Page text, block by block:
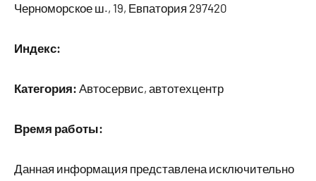
Черноморское ш., 19, Евпатория 297420
Индекс:
Категория: Автосервис, автотехцентр
Время работы:
Данная информация представлена исключительно